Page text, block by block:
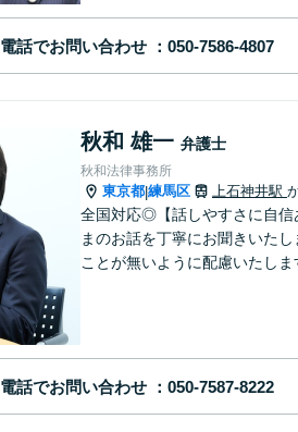
電話でお問い合わせ
秋和 雄一 弁護士
秋和法律事務所
東京都|練馬区 上石神井駅
全国対応◎【話しやすさに自信
まのお話を丁寧にお聞きいた
ことが無いように配慮いたしま
電話でお問い合わせ